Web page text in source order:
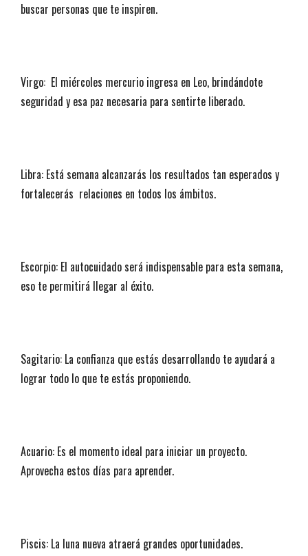
buscar personas que te inspiren.
Virgo: El miércoles mercurio ingresa en Leo, brindándote
seguridad y esa paz necesaria para sentirte liberado.
Libra: Está semana alcanzarás los resultados tan esperados y
fortalecerás relaciones en todos los ámbitos.
Escorpio: El autocuidado será indispensable para esta semana,
eso te permitirá llegar al éxito.
Sagitario: La confianza que estás desarrollando te ayudará a
lograr todo lo que te estás proponiendo.
Acuario: Es el momento ideal para iniciar un proyecto.
Aprovecha estos días para aprender.
Piscis: La luna nueva atraerá grandes oportunidades.